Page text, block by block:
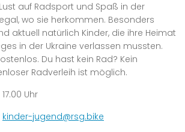
auf Radsport und Spaß in der
wo sie herkommen. Besonders
aktuell natürlich Kinder, die ihre Heimat
in der Ukraine verlassen mussten.
Du hast kein Rad? Kein
Radverleih ist möglich.
Uhr
kinder-jugend@rsg.bike